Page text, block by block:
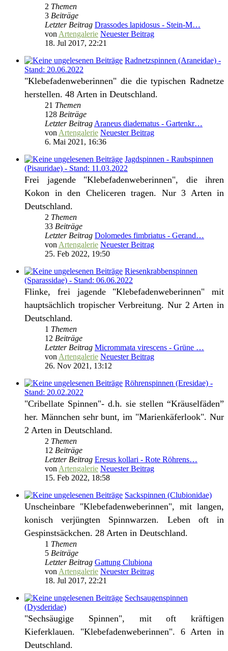
2 Themen
3 Beiträge
Letzter Beitrag Drassodes lapidosus - Stein-M…
von Artengalerie Neuester Beitrag
18. Jul 2017, 22:21
Radnetzspinnen (Araneidae) -
Stand: 20.06.2022
"Klebefadenweberinnen" die die typischen Radnetze
herstellen. 48 Arten in Deutschland.
21 Themen
128 Beiträge
Letzter Beitrag Araneus diadematus - Gartenkr…
von Artengalerie Neuester Beitrag
6. Mai 2021, 16:36
Jagdspinnen - Raubspinnen
(Pisauridae) - Stand: 11.03.2022
Frei jagende "Klebefadenweberinnen", die ihren
Kokon in den Cheliceren tragen. Nur 3 Arten in
Deutschland.
2 Themen
33 Beiträge
Letzter Beitrag Dolomedes fimbriatus - Gerand…
von Artengalerie Neuester Beitrag
25. Feb 2022, 19:50
Riesenkrabbenspinnen
(Sparassidae) - Stand: 06.06.2022
Flinke, frei jagende "Klebefadenweberinnen" mit
hauptsächlich tropischer Verbreitung. Nur 2 Arten in
Deutschland.
1 Themen
12 Beiträge
Letzter Beitrag Micrommata virescens - Grüne …
von Artengalerie Neuester Beitrag
26. Nov 2021, 13:12
Röhrenspinnen (Eresidae) -
Stand: 20.02.2022
"Cribellate Spinnen"- d.h. sie stellen “Kräuselfäden”
her. Männchen sehr bunt, im "Marienkäferlook". Nur
2 Arten in Deutschland.
2 Themen
12 Beiträge
Letzter Beitrag Eresus kollari - Rote Röhrens…
von Artengalerie Neuester Beitrag
15. Feb 2022, 18:58
Sackspinnen (Clubionidae)
Unscheinbare "Klebefadenweberinnen", mit langen,
konisch verjüngten Spinnwarzen. Leben oft in
Gespinstsäckchen. 28 Arten in Deutschland.
1 Themen
5 Beiträge
Letzter Beitrag Gattung Clubiona
von Artengalerie Neuester Beitrag
18. Jul 2017, 22:21
Sechsaugenspinnen
(Dysderidae)
"Sechsäugige Spinnen", mit oft kräftigen
Kieferklauen. "Klebefadenweberinnen". 6 Arten in
Deutschland.